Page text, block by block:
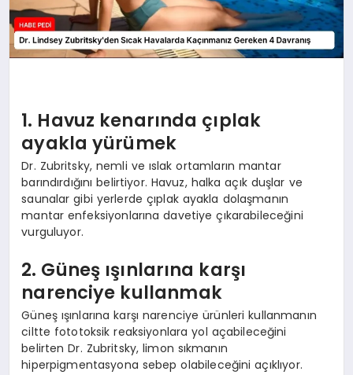
1. Havuz kenarında çıplak
ayakla yürümek
Dr. Zubritsky, nemli ve ıslak ortamların mantar
barındırdığını belirtiyor. Havuz, halka açık duşlar ve
saunalar gibi yerlerde çıplak ayakla dolaşmanın
mantar enfeksiyonlarına davetiye çıkarabileceğini
vurguluyor.
2. Güneş ışınlarına karşı
narenciye kullanmak
Güneş ışınlarına karşı narenciye ürünleri kullanmanın
ciltte fototoksik reaksiyonlara yol açabileceğini
belirten Dr. Zubritsky, limon sıkmanın
hiperpigmentasyona sebep olabileceğini açıklıyor.